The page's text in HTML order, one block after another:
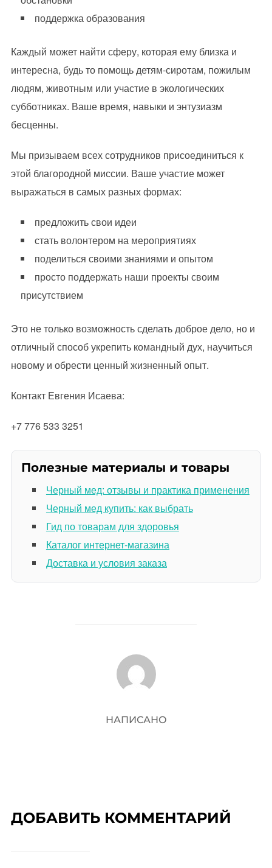
поддержка образования
Каждый может найти сферу, которая ему близка и
интересна, будь то помощь детям-сиротам, пожилым
людям, животным или участие в экологических
субботниках. Ваше время, навыки и энтузиазм
бесценны.
Мы призываем всех сотрудников присоединиться к
этой благородной миссии. Ваше участие может
выражаться в самых разных формах:
предложить свои идеи
стать волонтером на мероприятиях
поделиться своими знаниями и опытом
просто поддержать наши проекты своим
присутствием
Это не только возможность сделать доброе дело, но и
отличный способ укрепить командный дух, научиться
новому и обрести ценный жизненный опыт.
Контакт Евгения Исаева:
+7 776 533 3251
Полезные материалы и товары
Черный мед: отзывы и практика применения
Черный мед купить: как выбрать
Гид по товарам для здоровья
Каталог интернет-магазина
Доставка и условия заказа
АВТОР ЗАПИСИ
НАПИСАНО
ДОБАВИТЬ КОММЕНТАРИЙ